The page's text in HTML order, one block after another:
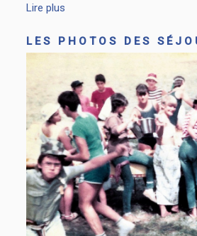
Lire plus
LES PHOTOS DES